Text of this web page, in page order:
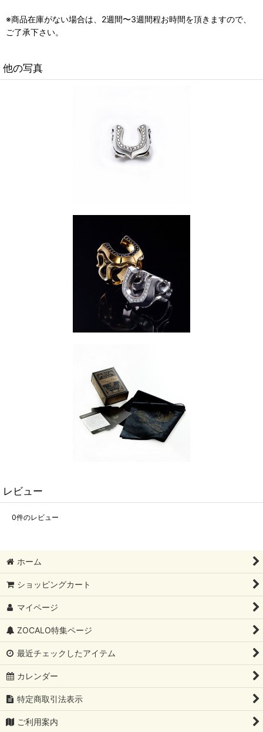
※商品在庫がない場合は、2週間〜3週間程お時間を頂きますので、
ご了承下さい。
他の写真
レビュー
0件のレビュー
ホーム
ショッピングカート
マイページ
ZOCALO特集ページ
最近チェックしたアイテム
カレンダー
特定商取引法表示
ご利用案内